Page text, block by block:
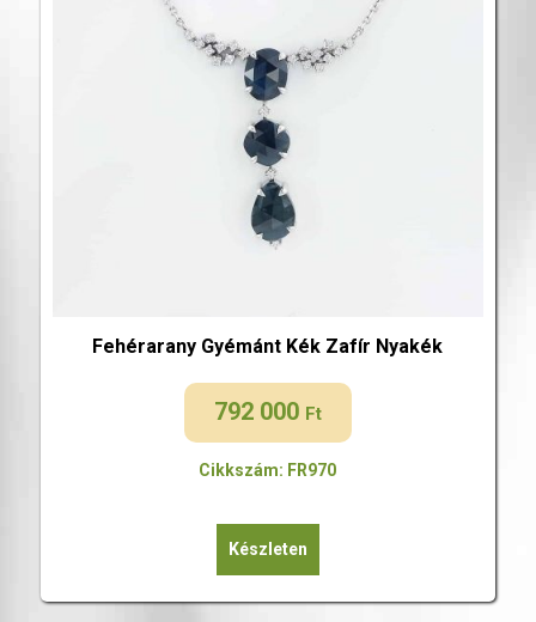
Fehérarany Gyémánt Kék Zafír Nyakék
792 000 Ft
Cikkszám: FR970
Készleten